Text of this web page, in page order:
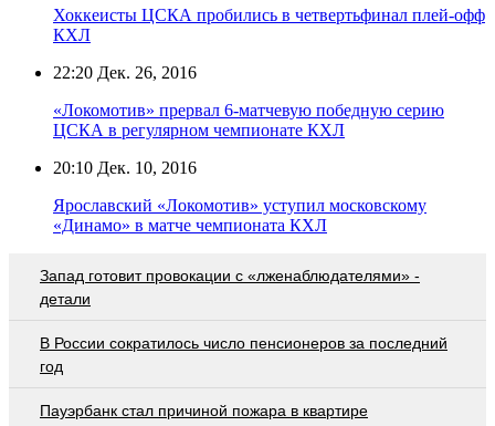
Хоккеисты ЦСКА пробились в четвертьфинал плей-офф
КХЛ
22:20 Дек. 26, 2016
«Локомотив» прервал 6-матчевую победную серию
ЦСКА в регулярном чемпионате КХЛ
20:10 Дек. 10, 2016
Ярославский «Локомотив» уступил московскому
«Динамо» в матче чемпионата КХЛ
Запад готовит провокации с «лженаблюдателями» -
детали
В России сократилось число пенсионеров за последний
год
Пауэрбанк стал причиной пожара в квартире